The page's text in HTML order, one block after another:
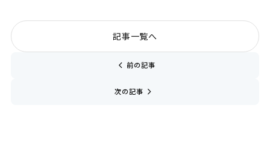
chevron_left 前の記事
記事一覧へ
次の記事 navigate_next